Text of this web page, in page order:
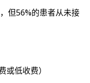
但56%的患者从未接
低收费）